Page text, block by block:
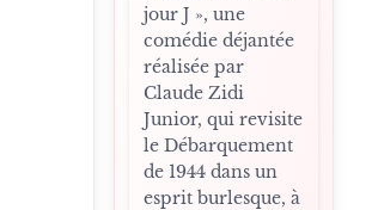
jour J », une
comédie déjantée
réalisée par
Claude Zidi
Junior, qui revisite
le Débarquement
de 1944 dans un
esprit burlesque, à